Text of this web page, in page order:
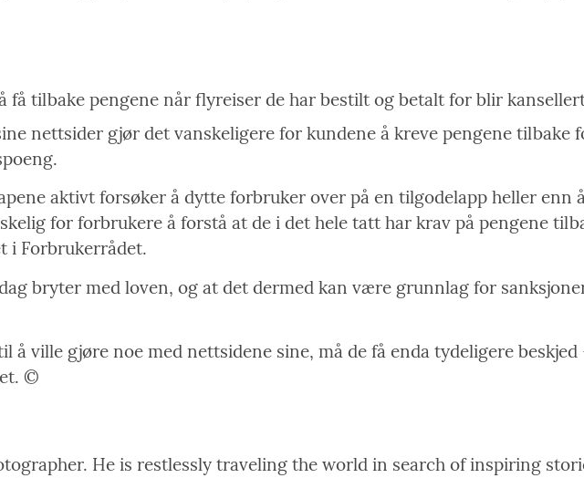
tilbake pengene når flyreiser de har bestilt og betalt for blir
nettsider gjør det vanskeligere for kundene å kreve pengene tilbake
aktivt forsøker å dytte forbruker over på en tilgodelapp heller enn
for forbrukere å forstå at de i det hele tatt har krav på pengene
i Forbrukerrådet.
bryter med loven, og at det dermed kan være grunnlag for
å ville gjøre noe med nettsidene sine, må de få enda tydeligere
©
He is restlessly traveling the world in search of inspiring